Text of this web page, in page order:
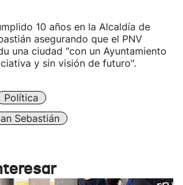
10 años en la Alcaldía de
asegurando que el PNV
una ciudad "con un Ayuntamiento
y sin visión de futuro".
Política
Sebastián